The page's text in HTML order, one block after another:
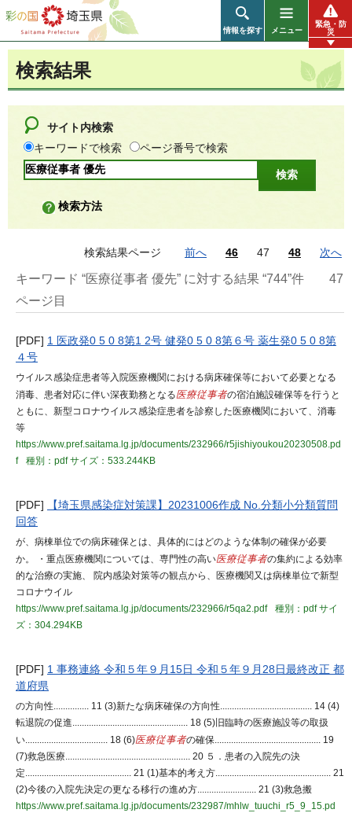
彩の国 埼玉県
情報を探す メニュー
緊急・防
災
検索結果
サイト内検索
キーワードで検索
ページ番号で検索
検索方法
検索結果ページ 前へ 46 47 48 次へ
キーワード “医療従事者 優先” に対する結果 “744”件
47
ページ目
[PDF] 1 医政発0 5 0 8第1 2号 健発0 5 0 8第６号 薬生発0 5 0 8第
４号
ウイルス感染症患者等入院医療機関における病床確保等において必要となる
消毒、患者対応に伴い深夜勤務となる医療従事者の宿泊施設確保等を行うと
ともに、新型コロナウイルス感染症患者を診察した医療機関において、消毒
等
https://www.pref.saitama.lg.jp/documents/232966/r5jishiyoukou20230508.pd
f
種別：pdfサイズ：533.244KB
[PDF]
【埼玉県感染症対策課】20231006作成 No.分類小分類質問
回答
が、病棟単位での病床確保とは、具体的にはどのような体制の確保が必要
か。 ・重点医療機関については、専門性の高い医療従事者の集約による効率
的な治療の実施、 院内感染対策等の観点から、医療機関又は病棟単位で新型
コロナウイル
https://www.pref.saitama.lg.jp/documents/232966/r5qa2.pdf
種別：pdfサイ
ズ：304.294KB
[PDF] 1 事務連絡 令和５年９月15日 令和５年９月28日最終改正 都
道府県
の方向性............... 11 (3)新たな病床確保の方向性....................................... 14 (4)
転退院の促進................................................. 18 (5)旧臨時の医療施設等の取扱
い................................... 18 (6)医療従事者の確保............................................. 19
(7)救急医療..................................................... 20 ５．患者の入院先の決
定............................................. 21 (1)基本的考え方................................................. 21
(2)今後の入院先決定の更なる移行の進め方......................... 21 (3)救急搬
https://www.pref.saitama.lg.jp/documents/232987/mhlw_tuuchi_r5_9_15.pd